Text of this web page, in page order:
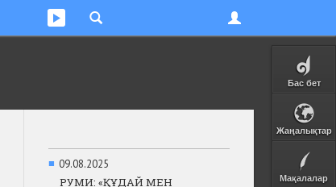
Бас бет
Жаңалықтар
Мақалалар
■ 09.08.2025
РУМИ: «ҚҰДАЙ МЕН